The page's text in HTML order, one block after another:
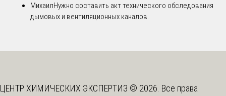
МихаилНужно составить акт технического обследования
дымовых и вентиляционных каналов.
ЦЕНТР ХИМИЧЕСКИХ ЭКСПЕРТИЗ © 2026. Все права